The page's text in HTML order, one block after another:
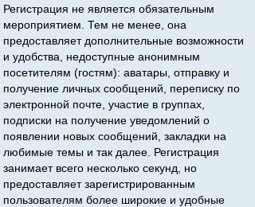
Регистрация не является обязательным
мероприятием. Тем не менее, она
предоставляет дополнительные возможности
и удобства, недоступные анонимным
посетителям (гостям): аватары, отправку и
получение личных сообщений, переписку по
электронной почте, участие в группах,
подписки на получение уведомлений о
появлении новых сообщений, закладки на
любимые темы и так далее. Регистрация
занимает всего несколько секунд, но
предоставляет зарегистрированным
пользователям более широкие и удобные